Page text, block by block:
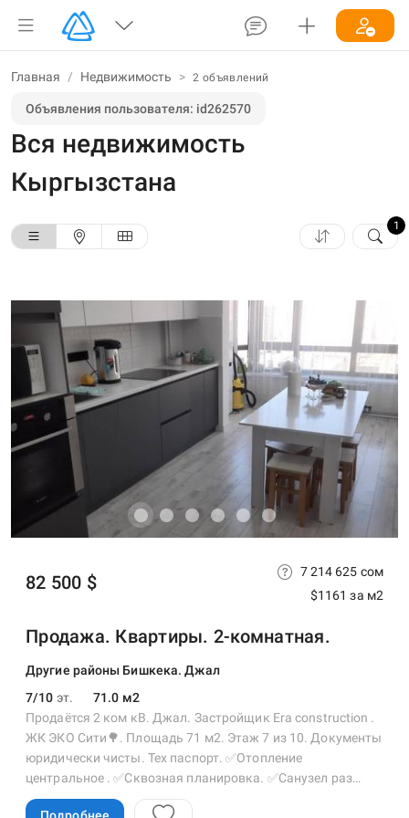
Главная / Недвижимость > 2 объявлений
Объявления пользователя: id262570
Вся недвижимость
Кыргызстана
1
Продажа. Квартиры. 2-комнатная.
Другие районы Бишкека. Джал
7/10 эт. 71.0 м2
82 500 $
7 214 625 сом
$1161 за м2
Продаётся 2 ком кВ. Джал. Застройщик Era construction .
ЖК ЭКО Сити🌳. Площадь 71 м2. Этаж 7 из 10. Документы
юридически чисты. Тех паспорт. ✅Отопление
центральное . ✅Сквозная планировка. ✅Санузел раз…